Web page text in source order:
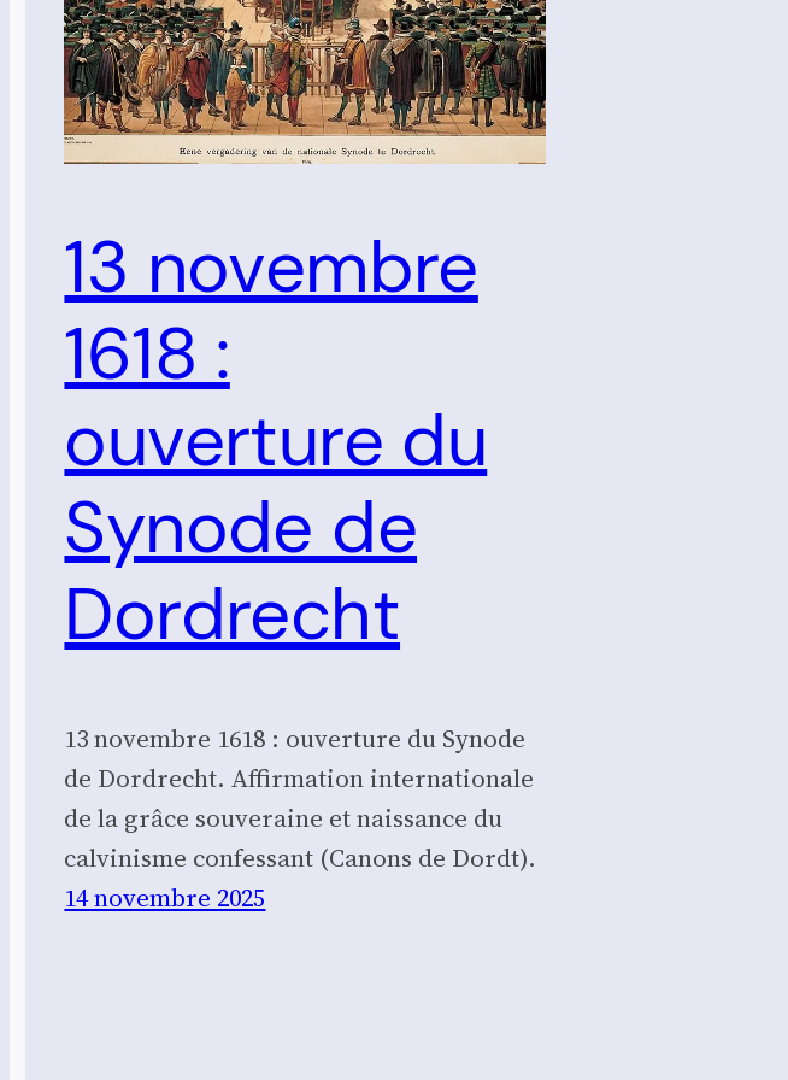
13 novembre
1618 :
ouverture du
Synode de
Dordrecht
13 novembre 1618 : ouverture du Synode
de Dordrecht. Affirmation internationale
de la grâce souveraine et naissance du
calvinisme confessant (Canons de Dordt).
14 novembre 2025